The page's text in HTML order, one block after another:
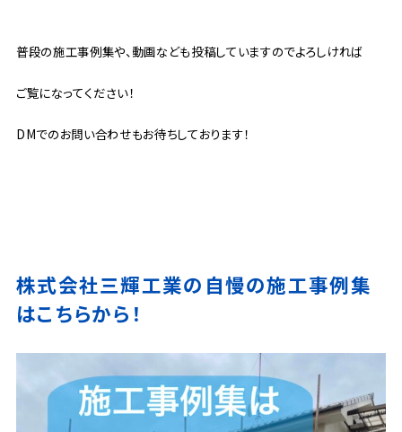
普段の施工事例集や、動画なども投稿していますのでよろしければ
ご覧になってください！
DMでのお問い合わせもお待ちしております！
株式会社三輝工業の自慢の施工事例集
はこちらから！